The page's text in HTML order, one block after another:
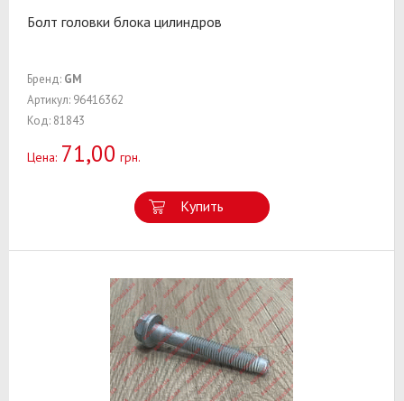
Болт головки блока цилиндров
Бренд: GM
Артикул: 96416362
Код: 81843
Цена: 71,00 грн.
Купить